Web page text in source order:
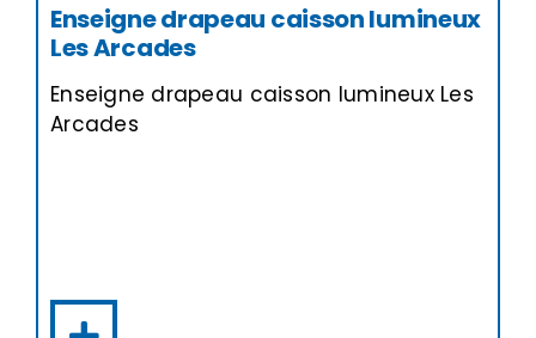
Enseigne drapeau caisson lumineux
Les Arcades
Enseigne drapeau caisson lumineux Les
Arcades